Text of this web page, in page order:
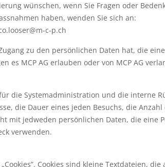
wünschen, wenn Sie Fragen oder
haben, wenden Sie sich an:
c-p.ch
zu den persönlichen Daten hat, die
es MCP AG erlauben oder von MCP AG
die Systemadministration und die interne
die Dauer eines jeden Besuchs, die
mit jedweden persönlichen Daten, die eine
verwenden.
Cookies sind kleine Textdateien,